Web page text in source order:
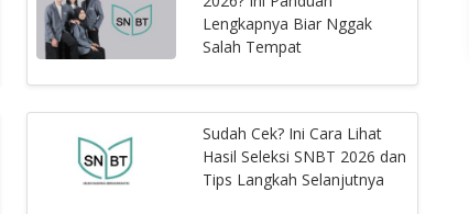
Lengkapnya Biar Nggak
Salah Tempat
Sudah Cek? Ini Cara Lihat
Hasil Seleksi SNBT 2026 dan
Tips Langkah Selanjutnya